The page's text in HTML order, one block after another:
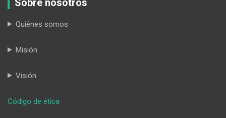
Quiénes somos
Misión
Visión
Código de ética